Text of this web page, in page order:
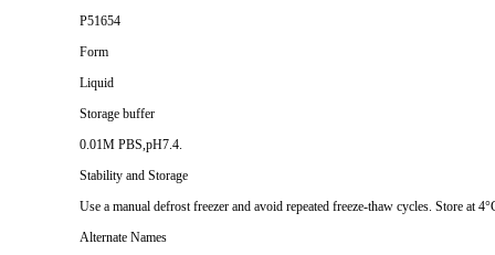
P51654
Form
Liquid
Storage buffer
0.01M PBS,pH7.4.
Stability and Storage
Use a manual defrost freezer and avoid repeated freeze-thaw cycles. Store at
Alternate Names